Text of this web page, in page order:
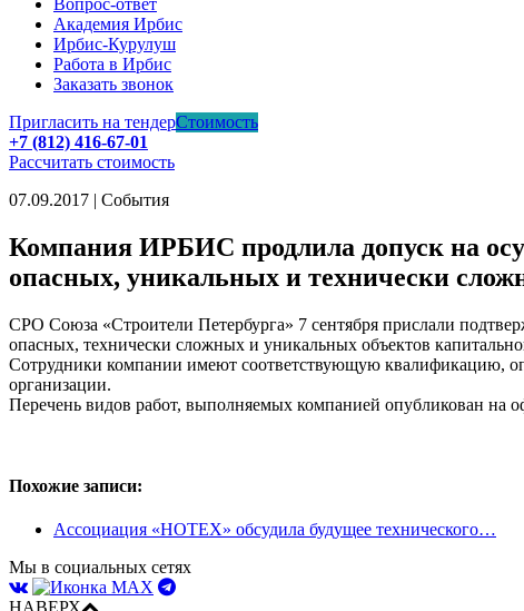
Вопрос-ответ
Академия Ирбис
Ирбис-Курулуш
Работа в Ирбис
Заказать звонок
Пригласить на тендерСтоимость
+7 (812) 416-67-01
Рассчитать стоимость
07.09.2017 | События
Компания ИРБИС продлила допуск на
опасных, уникальных и технически
СРО Союза «Строители Петербурга» 7 сентября прислали
опасных, технически сложных и уникальных объектов
Сотрудники компании имеют соответствующую квалификацию,
организации.
Перечень видов работ, выполняемых компанией опубликован на
Похожие записи:
Ассоциация «НОТЕХ» обсудила будущее технического…
Мы в социальных сетях